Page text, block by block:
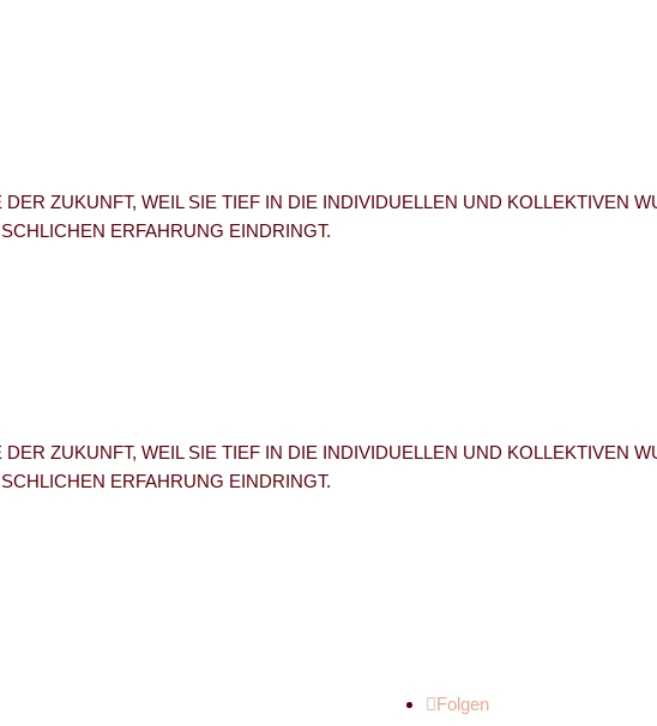
ZUKUNFT, WEIL SIE TIEF IN DIE INDIVIDUELLEN UND KOLLEKTIVEN
ERFAHRUNG EINDRINGT.
ZUKUNFT, WEIL SIE TIEF IN DIE INDIVIDUELLEN UND KOLLEKTIVEN
ERFAHRUNG EINDRINGT.
Folgen